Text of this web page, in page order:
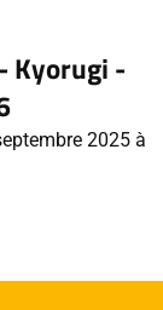
Kyorugi -
2025 à